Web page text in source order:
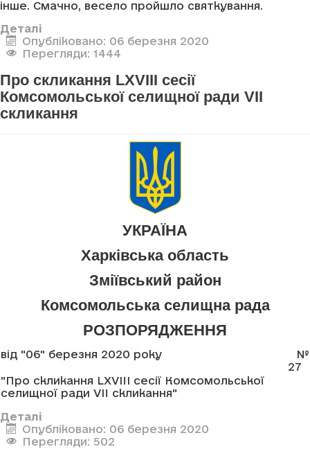
інше. Смачно, весело пройшло святкування.
Деталі
Опубліковано: 06 березня 2020
Перегляди: 1444
Про скликання LXVIII сесії
Комсомольської селищної ради VII
скликання
УКРАЇНА
Харківська область
Зміївський район
Комсомольська селищна рада
РОЗПОРЯДЖЕННЯ
від "06" березня 2020 року
№
27
"Про скликання LXVIII сесії Комсомольської
селищної ради VII скликання"
Деталі
Опубліковано: 06 березня 2020
Перегляди: 502